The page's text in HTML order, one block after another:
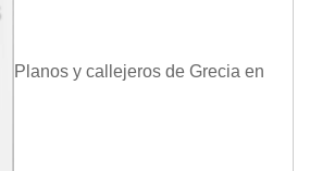
Planos y callejeros de Grecia en